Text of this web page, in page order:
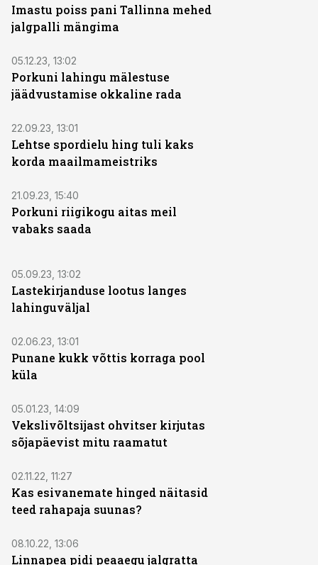
Imastu poiss pani Tallinna mehed
jalgpalli mängima
05.12.23, 13:02
Porkuni lahingu mälestuse
jäädvustamise okkaline rada
22.09.23, 13:01
Lehtse spordielu hing tuli kaks
korda maailmameistriks
21.09.23, 15:40
Porkuni riigikogu aitas meil
vabaks saada
05.09.23, 13:02
Lastekirjanduse lootus langes
lahinguväljal
02.06.23, 13:01
Punane kukk võttis korraga pool
küla
05.01.23, 14:09
Vekslivõltsijast ohvitser kirjutas
sõjapäevist mitu raamatut
02.11.22, 11:27
Kas esivanemate hinged näitasid
teed rahapaja suunas?
08.10.22, 13:06
Linnapea pidi peaaegu jalgratta